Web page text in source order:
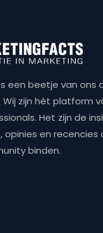
een beetje van ons
zijn hét platform
Het zijn de
en recencies
binden.